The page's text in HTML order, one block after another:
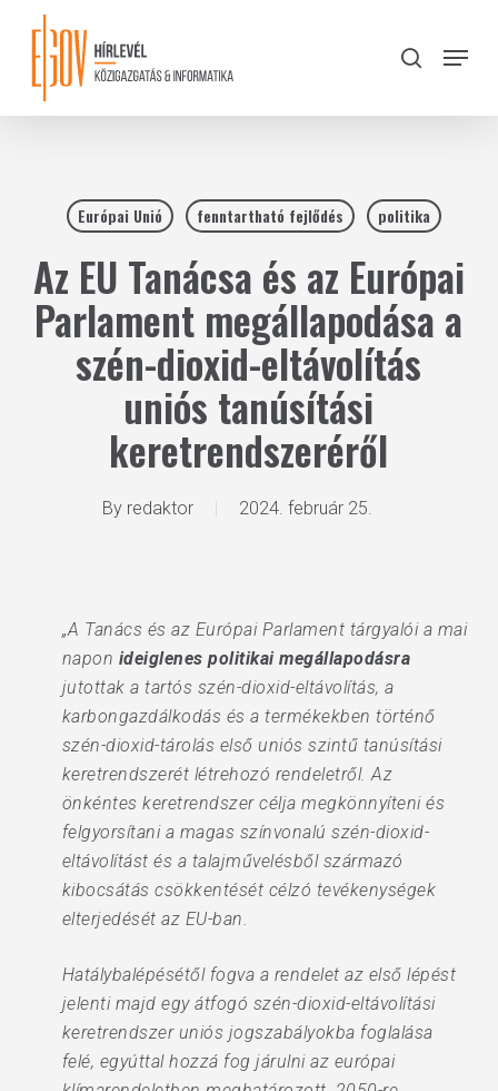
content
search
Menu
Európai Unió fenntartható fejlődés politika
Az EU Tanácsa és az Európai
Parlament megállapodása a
szén-dioxid-eltávolítás
uniós tanúsítási
keretrendszeréről
By redaktor 2024. február 25.
„A Tanács és az Európai Parlament tárgyalói a mai
napon ideiglenes politikai megállapodásra
jutottak a tartós szén-dioxid-eltávolítás, a
karbongazdálkodás és a termékekben történő
szén-dioxid-tárolás első uniós szintű tanúsítási
keretrendszerét létrehozó rendeletről. Az
önkéntes keretrendszer célja megkönnyíteni és
felgyorsítani a magas színvonalú szén-dioxid-
eltávolítást és a talajművelésből származó
kibocsátás csökkentését célzó tevékenységek
elterjedését az EU-ban.
Hatálybalépésétől fogva a rendelet az első lépést
jelenti majd egy átfogó szén-dioxid-eltávolítási
keretrendszer uniós jogszabályokba foglalása
felé, egyúttal hozzá fog járulni az európai
Close